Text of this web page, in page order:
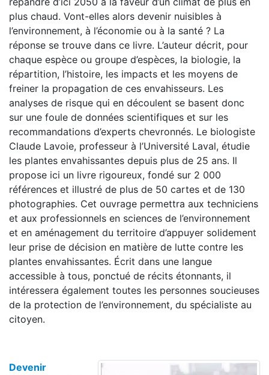
plus chaud. Vont-elles alors devenir nuisibles à
l’environnement, à l’économie ou à la santé ? La
réponse se trouve dans ce livre. L’auteur décrit, pour
chaque espèce ou groupe d’espèces, la biologie, la
répartition, l’histoire, les impacts et les moyens de
freiner la propagation de ces envahisseurs. Les
analyses de risque qui en découlent se basent donc
sur une foule de données scientifiques et sur les
recommandations d’experts chevronnés. Le biologiste
Claude Lavoie, professeur à l’Université Laval, étudie
les plantes envahissantes depuis plus de 25 ans. Il
propose ici un livre rigoureux, fondé sur 2 000
références et illustré de plus de 50 cartes et de 130
photographies. Cet ouvrage permettra aux techniciens
et aux professionnels en sciences de l’environnement
et en aménagement du territoire d’appuyer solidement
leur prise de décision en matière de lutte contre les
plantes envahissantes. Écrit dans une langue
accessible à tous, ponctué de récits étonnants, il
intéressera également toutes les personnes soucieuses
de la protection de l’environnement, du spécialiste au
citoyen.
Devenir